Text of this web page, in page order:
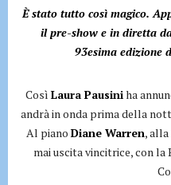
È stato tutto così magico.
il pre-show e in diretta
93esima edizione
Così Laura Pausiniha
andrà in onda prima della
Al piano Diane Warren,
mai uscita vincitrice, con